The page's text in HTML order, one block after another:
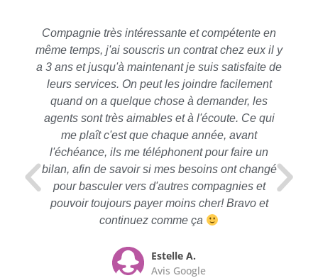
Compagnie très intéressante et compétente en
même temps, j'ai souscris un contrat chez eux il y
a 3 ans et jusqu'à maintenant je suis satisfaite de
leurs services. On peut les joindre facilement
quand on a quelque chose à demander, les
agents sont très aimables et à l'écoute. Ce qui
me plaît c'est que chaque année, avant
l'échéance, ils me téléphonent pour faire un
bilan, afin de savoir si mes besoins ont changé
pour basculer vers d'autres compagnies et
pouvoir toujours payer moins cher! Bravo et
continuez comme ça
Estelle A.
Avis Google